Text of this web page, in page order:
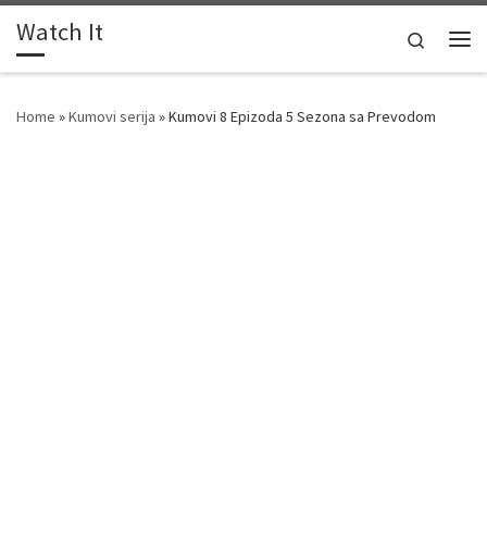
Skip to content
Watch It
Search
Home »Kumovi serija »Kumovi 8 Epizoda 5 Sezona sa Prevodom